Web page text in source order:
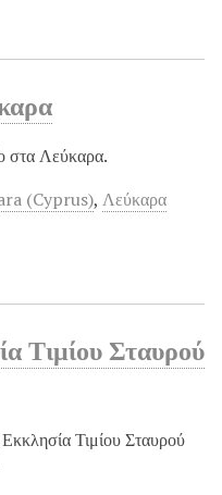
στα Λεύκαρα.
(Cyprus), Λεύκαρα
Τιμίου Σταυρού
Τιμίου Σταυρού